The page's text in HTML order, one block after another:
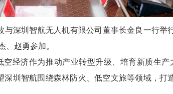
深圳智航无人机有限公司董事长金良一行举
、赵勇参加。
经济作为推动产业转型升级、培育新质生
圳智航围绕森林防火、低空文旅等领域，打